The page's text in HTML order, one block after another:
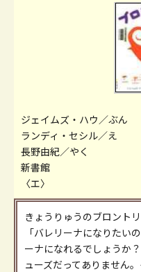
ジェイムズ・ハウ／ぶん
ランディ・セシル／え
長野由紀／やく
新書館
〈エ〉
きょうりゅうのブロント
「バレリーナになりたい
ーナになれるでしょうか
ューズだってありません